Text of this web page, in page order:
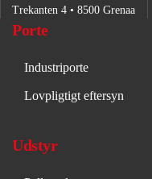
Trekanten 4 • 8500 Grenaa
Porte
Industriporte
Lovpligtigt eftersyn
Udstyr